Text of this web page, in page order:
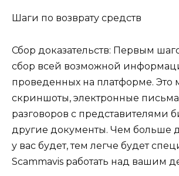
Шаги по возврату средств
Сбор доказательств: Первым
сбор всей возможной
проведенных на платформе. Это
скриншоты, электронные
разговоров с представителями
другие документы. Чем больше
у вас будет, тем легче будет
Scammavis работать над вашим